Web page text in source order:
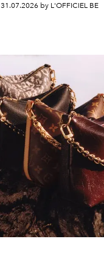
31.07.2026 by L'OFFICIEL BE